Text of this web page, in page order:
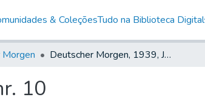
& ColeçõesTudo na Biblioteca Digital
Deutscher Morgen, 1939, Jahrg. 8, nr. 10
10